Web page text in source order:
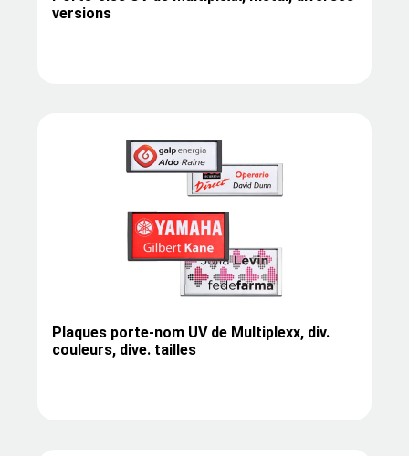
versions
Plaques porte-nom UV de Multiplexx, div.
couleurs, dive. tailles